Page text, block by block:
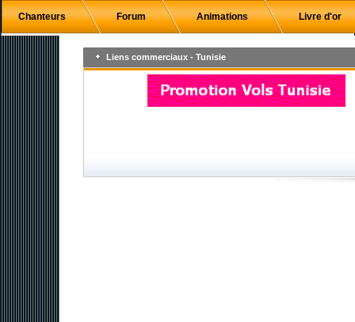
Chanteurs Forum Animations Livre d'or
Liens commerciaux - Tunisie